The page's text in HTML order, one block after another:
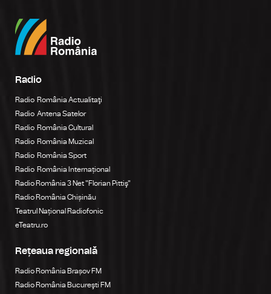
Radio
Radio România Actualitaţi
Radio Antena Satelor
Radio România Cultural
Radio România Muzical
Radio România Sport
Radio România Internațional
Radio România 3 Net "Florian Pittiş"
Radio România Chișinău
Teatrul Național Radiofonic
eTeatru.ro
Rețeaua regională
Radio România Brașov FM
Radio România Bucureşti FM